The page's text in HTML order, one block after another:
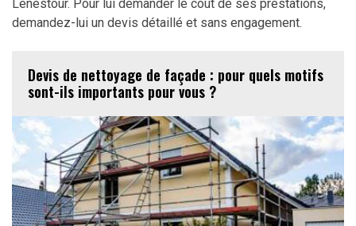
Lenestour. Pour lui demander le coût de ses prestations,
demandez-lui un devis détaillé et sans engagement.
Devis de nettoyage de façade : pour quels motifs
sont-ils importants pour vous ?